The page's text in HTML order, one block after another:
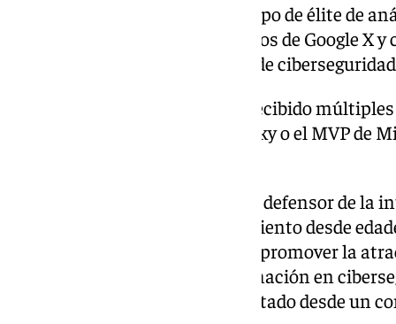
También, formó parte de un grupo de élite de
pasó por los laboratorios secretos de Google X
Chronicle, la primera empresa de
A lo largo de su trayectoria ha recibido
como el MVP Global de Kaspersky o el MVP
«Bernardo Quintero es un firme defensor de
computacional y el emprendimiento desde
instituciones académicas para promover la
Málaga y el desarrollo de la formación en
ecosistema local», han manifestado desde un